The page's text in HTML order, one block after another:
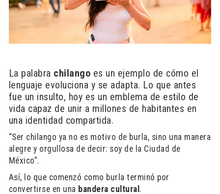
La palabra chilango es un ejemplo de cómo el
lenguaje evoluciona y se adapta. Lo que antes
fue un insulto, hoy es un emblema de estilo de
vida capaz de unir a millones de habitantes en
una identidad compartida.
“Ser chilango ya no es motivo de burla, sino una manera
alegre y orgullosa de decir: soy de la Ciudad de
México”.
Así, lo que comenzó como burla terminó por
convertirse en una bandera cultural .